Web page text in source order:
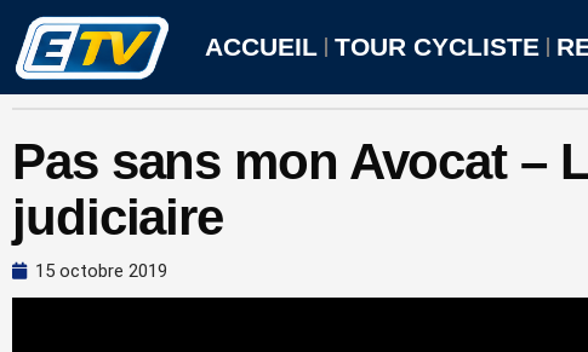
Aller
contenu
ACCUEIL TOUR CYCLISTE
Pas sans mon Avocat –
judiciaire
15 octobre 2019